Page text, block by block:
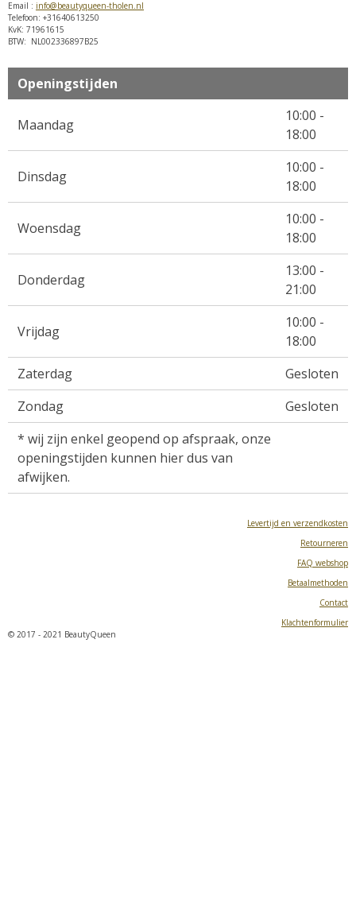
Email : info@beautyqueen-tholen.nl
Telefoon: +31640613250
KvK: 71961615
BTW: NL002336897B25
Openingstijden
Maandag
10:00 -
18:00
Dinsdag
10:00 -
18:00
Woensdag
10:00 -
18:00
Donderdag
13:00 -
21:00
Vrijdag
10:00 -
18:00
Zaterdag
Gesloten
Zondag
Gesloten
* wij zijn enkel geopend op afspraak, onze
openingstijden kunnen hier dus van
afwijken.
Levertijd en verzendkosten
Retourneren
FAQ webshop
Betaalmethoden
Contact
Klachtenformulier
© 2017 - 2021 BeautyQueen